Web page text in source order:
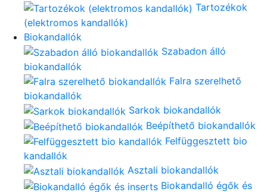
Tartozékok
(elektromos kandallók)
Biokandallók
Szabadon álló
biokandallók
Falra szerelhető
biokandallók
Sarkok biokandallók
Beépíthető biokandallók
Felfüggesztett bio
kandallók
Asztali biokandallók
Biokandalló égők és